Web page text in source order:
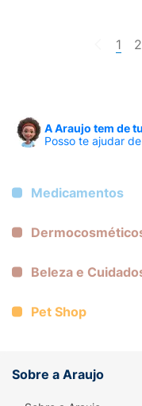
1 2
A Araujo tem de
Posso te ajudar
Medicamentos
Beleza e
Pet Shop
Sobre a Araujo